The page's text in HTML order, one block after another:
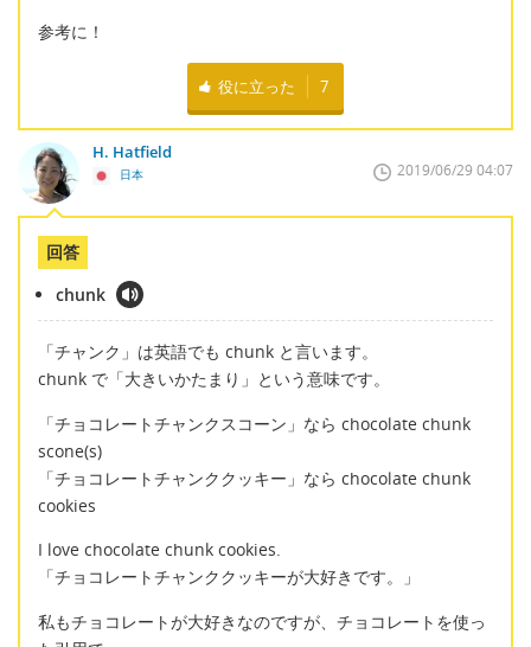
参考に！
役に立った 7
H. Hatfield
日本 2019/06/29 04:07
回答
chunk
「チャンク」は英語でも chunk と言います。
chunk で「大きいかたまり」という意味です。
「チョコレートチャンクスコーン」なら chocolate chunk
scone(s)
「チョコレートチャンククッキー」なら chocolate chunk
cookies
I love chocolate chunk cookies.
「チョコレートチャンククッキーが大好きです。」
私もチョコレートが大好きなのですが、チョコレートを使っ